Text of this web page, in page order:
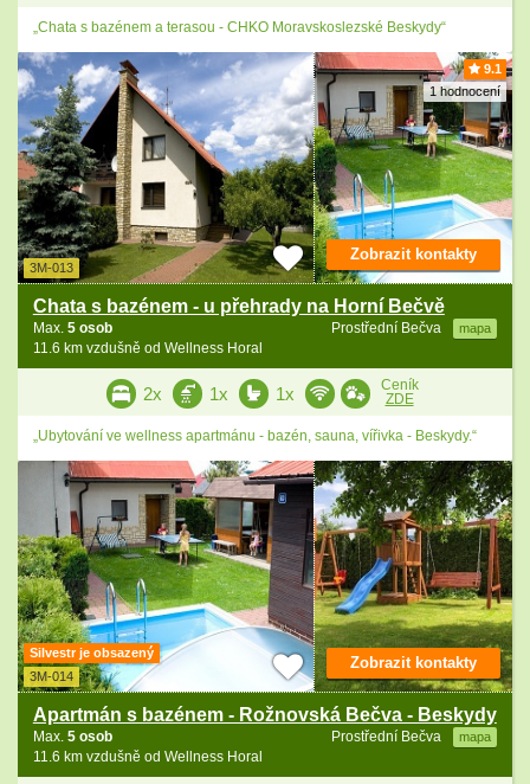
„Chata s bazénem a terasou - CHKO Moravskoslezské Beskydy“
9.1
1 hodnocení
3M-013
Chata s bazénem - u přehrady na Horní Bečvě
Prostřední Bečva mapa
Max. 5 osob
11.6 km vzdušně od Wellness Horal
Zobrazit kontakty
2x 1x 1x
Ceník
ZDE
„Ubytování ve wellness apartmánu - bazén, sauna, vířivka - Beskydy.“
Silvestr je obsazený
3M-014
Apartmán s bazénem - Rožnovská Bečva - Beskydy
Prostřední Bečva mapa
Max. 5 osob
11.6 km vzdušně od Wellness Horal
Zobrazit kontakty